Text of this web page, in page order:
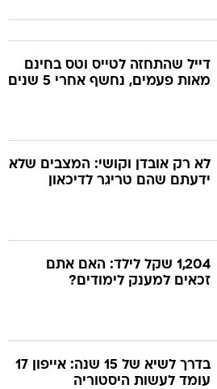
דייל שהתחזה לטייס וטס בחינם
מאות פעמים, נחשף אחרי 5 שנים
לא רק אובדן וקושי: המצבים שלא
ידעתם שהם טריגר לדיכאון
1,204 שקל לילד: האם אתם
זכאים למענק לימודים?
בדרך לשיא של 15 שנה: אייפון 17
עומד לעשות היסטוריה